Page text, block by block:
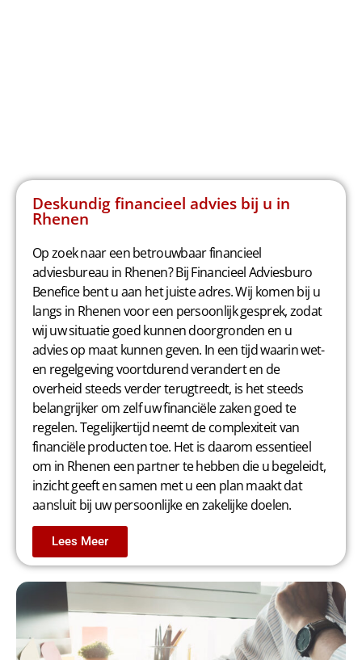
Deskundig financieel advies bij u in
Rhenen
Op zoek naar een betrouwbaar financieel
adviesbureau in Rhenen? Bij Financieel Adviesburo
Benefice bent u aan het juiste adres. Wij komen bij u
langs in Rhenen voor een persoonlijk gesprek, zodat
wij uw situatie goed kunnen doorgronden en u
advies op maat kunnen geven. In een tijd waarin wet-
en regelgeving voortdurend verandert en de
overheid steeds verder terugtreedt, is het steeds
belangrijker om zelf uw financiële zaken goed te
regelen. Tegelijkertijd neemt de complexiteit van
financiële producten toe. Het is daarom essentieel
om in Rhenen een partner te hebben die u begeleidt,
inzicht geeft en samen met u een plan maakt dat
aansluit bij uw persoonlijke en zakelijke doelen.
Lees Meer